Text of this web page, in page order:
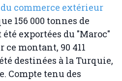
commerce extérieur
156 000 tonnes de
exportées du "Maroc"
ce montant, 90 411
destinées à la Turquie,
Compte tenu des